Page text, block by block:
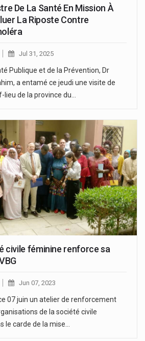
De La Santé En Mission À
La Riposte Contre
Jul 31, 2025
Publique et de la Prévention, Dr
a entamé ce jeudi une visite de
de la province du…
civile féminine renforce sa
Jun 07, 2023
07 juin un atelier de renforcement
de la société civile
le carde de la mise…